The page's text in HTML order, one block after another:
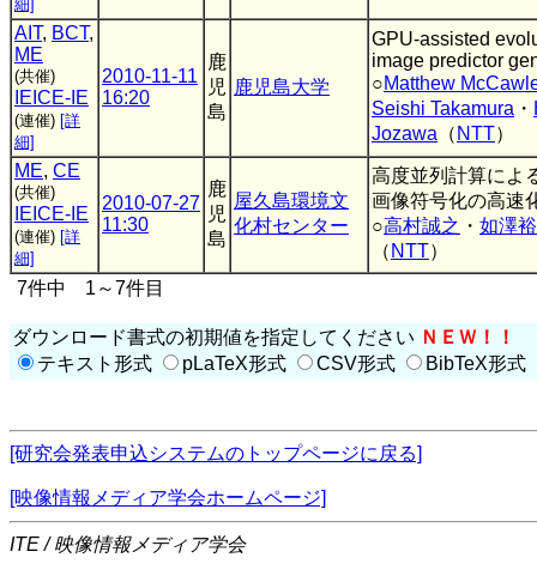
細]
AIT, BCT,
ME
(共催)
IEICE-IE
(連催) [詳
細]
2010-11-11
16:20
鹿
児
島
鹿児島大学
GPU-assisted
image predictor
○Matthew
Seishi Takamura ・
Jozawa （ NTT）
ME, CE
(共催)
IEICE-IE
(連催) [詳
細]
2010-07-27
11:30
鹿
児
島
屋久島環境文
化村センター
高度並列計算によ
画像符号化の高速
○高村誠之 ・ 如澤
（ NTT）
7件中 1～7件目
ダウンロード書式の初期値を指定してください ＮＥＷ！！
テキスト形式
pLaTeX形式 CSV形式 BibTeX形式
[研究会発表申込システムのトップページに戻る]
[映像情報メディア学会ホームページ]
ITE / 映像情報メディア学会